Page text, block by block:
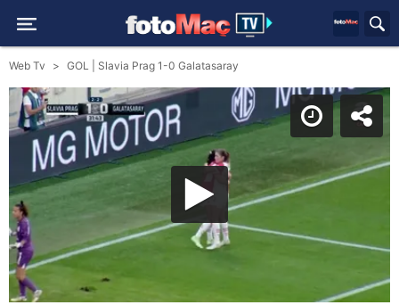
Web Tv GOL | Slavia Prag 1-0 Galatasaray